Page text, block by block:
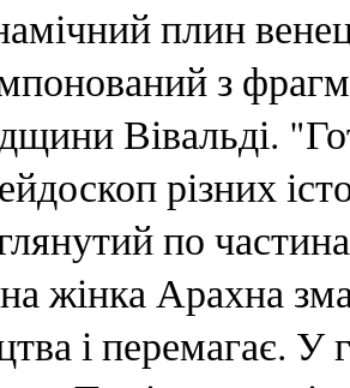
плин
з
Вівальді.
різних
по
жінка Арахна
і перемагає. У